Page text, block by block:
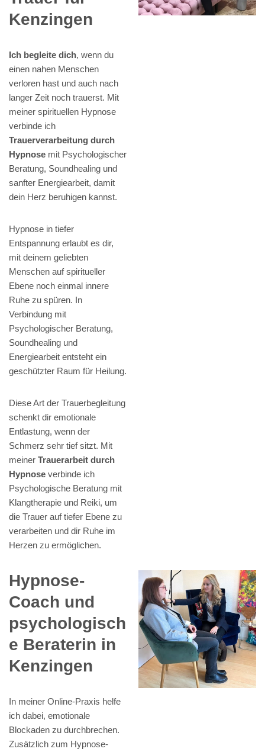
Kenzingen
Ich begleite dich, wenn du
einen nahen Menschen
verloren hast und auch nach
langer Zeit noch trauerst. Mit
meiner spirituellen Hypnose
verbinde ich
Trauerverarbeitung durch
Hypnose mit Psychologischer
Beratung, Soundhealing und
sanfter Energiearbeit, damit
dein Herz beruhigen kannst.
Hypnose in tiefer
Entspannung erlaubt es dir,
mit deinem geliebten
Menschen auf spiritueller
Ebene noch einmal innere
Ruhe zu spüren. In
Verbindung mit
Psychologischer Beratung,
Soundhealing und
Energiearbeit entsteht ein
geschützter Raum für Heilung.
Diese Art der Trauerbegleitung
schenkt dir emotionale
Entlastung, wenn der
Schmerz sehr tief sitzt. Mit
meiner Trauerarbeit durch
Hypnose verbinde ich
Psychologische Beratung mit
Klangtherapie und Reiki, um
die Trauer auf tiefer Ebene zu
verarbeiten und dir Ruhe im
Herzen zu ermöglichen.
Hypnose-
Coach und
psychologisch
e Beraterin in
Kenzingen
In meiner Online-Praxis helfe
ich dabei, emotionale
Blockaden zu durchbrechen.
Zusätzlich zum Hypnose-